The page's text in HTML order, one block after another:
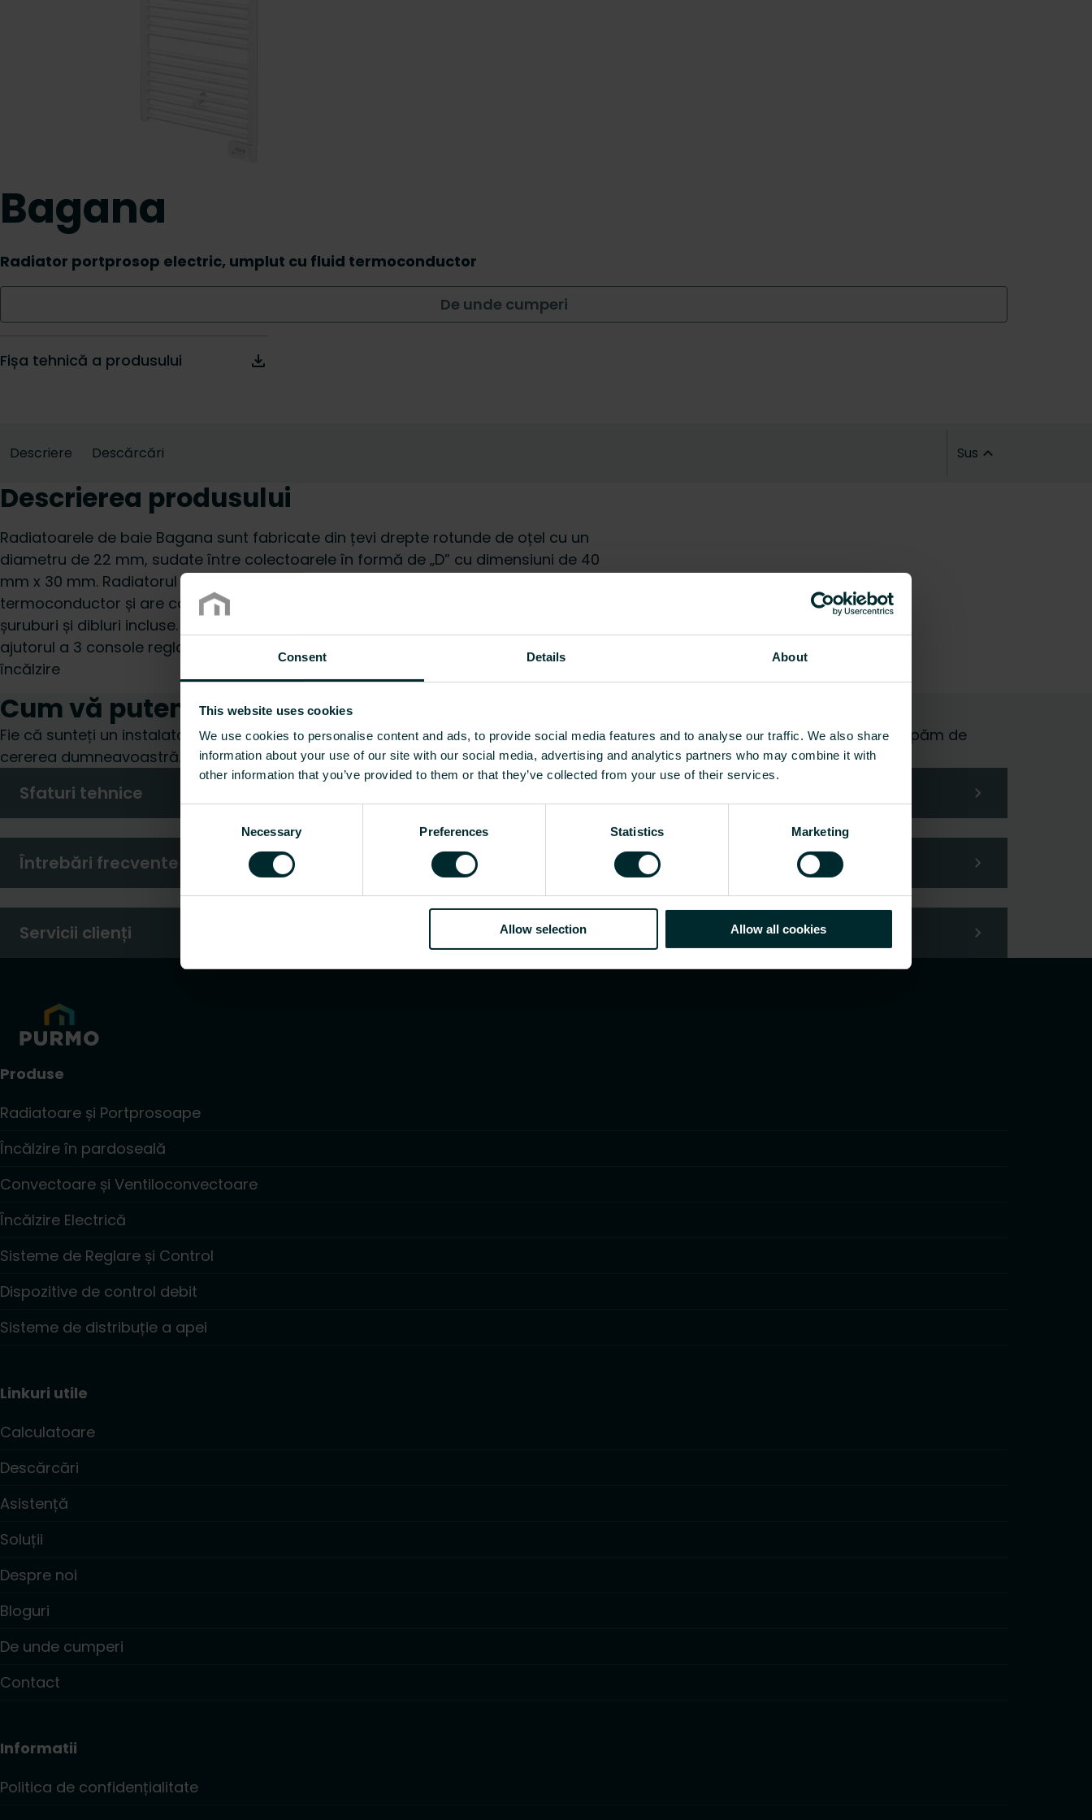
Consent Details About
This website uses cookies
We use cookies to personalise content and ads, to provide social media features and to analyse our traffic. We also share
information about your use of our site with our social media, advertising and analytics partners who may combine it with
other information that you’ve provided to them or that they’ve collected from your use of their services.
Necessary Preferences Statistics Marketing
Allow selection Allow all cookies
Bagana
Radiator portprosop electric, umplut cu fluid termoconductor
De unde cumperi
Fișa tehnică a produsului
Descriere Descărcări Sus
Descrierea produsului
Radiatoarele de baie Bagana sunt fabricate din țevi drepte rotunde de oțel cu un
diametru de 22 mm, sudate între colectoarele în formă de „D” cu dimensiuni de 40
mm x 30 mm. Radiatorul electric pentru baie este umplut cu lichid
termoconductor și are comandă integrată cu termostat , suporturi de perete,
șuruburi și dibluri incluse. Culoare disponibilă: alb RAL 9016. Montajul se face cu
ajutorul a 3 console reglabile de perete albe, amplasate între elementele de
încălzire
Cum vă putem ajuta?
Fie că sunteți un instalator, arhitect, proiectant, distribuitor sau utilizator final, alegeți o categorie și vom fi bucuroși să ne ocupăm de
cererea dumneavoastră.
Sfaturi tehnice
Întrebări frecvente
Servicii clienți
Produse
Radiatoare și Portprosoape
Încălzire în pardoseală
Convectoare și Ventiloconvectoare
Încălzire Electrică
Sisteme de Reglare și Control
Dispozitive de control debit
Sisteme de distribuție a apei
Linkuri utile
Calculatoare
Descărcări
Asistență
Soluții
Despre noi
Bloguri
De unde cumperi
Contact
Informatii
Politica de confidențialitate